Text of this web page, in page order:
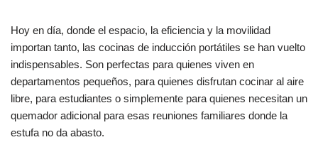
Hoy en día, donde el espacio, la eficiencia y la movilidad
importan tanto, las cocinas de inducción portátiles se han vuelto
indispensables. Son perfectas para quienes viven en
departamentos pequeños, para quienes disfrutan cocinar al aire
libre, para estudiantes o simplemente para quienes necesitan un
quemador adicional para esas reuniones familiares donde la
estufa no da abasto.